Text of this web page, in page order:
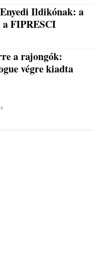
Ildikónak: a
a FIPRESCI
a rajongók:
végre kiadta